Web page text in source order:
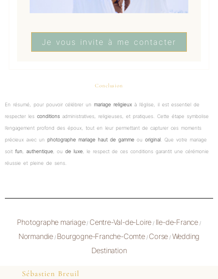
Je vous invite à me contacter
Conclusion
En résumé, pour pouvoir célébrer un mariage religieux à l’église, il est essentiel de
respecter les conditions administratives, religieuses, et pratiques. Cette étape symbolise
l’engagement profond des époux, tout en leur permettant de capturer ces moments
précieux avec un photographe mariage haut de gamme ou original . Que votre mariage
soit fun authentique , ou de luxe , le respect de ces conditions garantit une cérémonie
réussie et pleine de sens.
Photographe mariage/ Centre-Val-de-Loire / Ile-de-France /
Normandie/ Bourgogne-Franche-Comte/ Corse / Wedding
Destination
Sébastien Breuil